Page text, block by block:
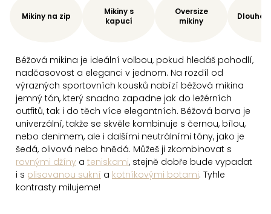
Béžová mikina je ideální volbou, pokud hledáš pohodlí,
nadčasovost a eleganci v jednom. Na rozdíl od
výrazných sportovních kousků nabízí béžová mikina
jemný tón, který snadno zapadne jak do ležérních
outfitů, tak i do těch více elegantních. Béžová barva je
univerzální, takže se skvěle kombinuje s černou, bílou,
nebo denimem, ale i dalšími neutrálními tóny, jako je
šedá, olivová nebo hnědá. Můžeš ji zkombinovat s
rovnými džíny a teniskami, stejně dobře bude vypadat
i s plisovanou sukní a kotníkovými botami. Tyhle
kontrasty milujeme!
Mikiny na zip
Mikiny s
kapucí
Oversize
mikiny
Dlouhé